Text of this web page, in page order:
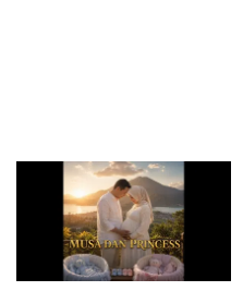
demi mewujudkan
pembangunan yang
berkelanjutan. Dirgahayu
Kabupaten Pati ke-703.
Salam sedulur Pati Selawase.
Facebook